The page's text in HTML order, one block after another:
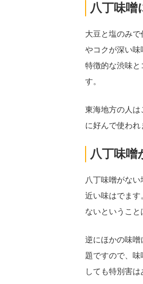
八丁味噌
大豆と塩のみ
やコクが深い味
特徴的な渋味と
す。
東海地方の人は
に好んで使われ
八丁味噌
八丁味噌がない
近い味はでます
ないということ
逆にほかの味噌
題ですので、
しても特別害は